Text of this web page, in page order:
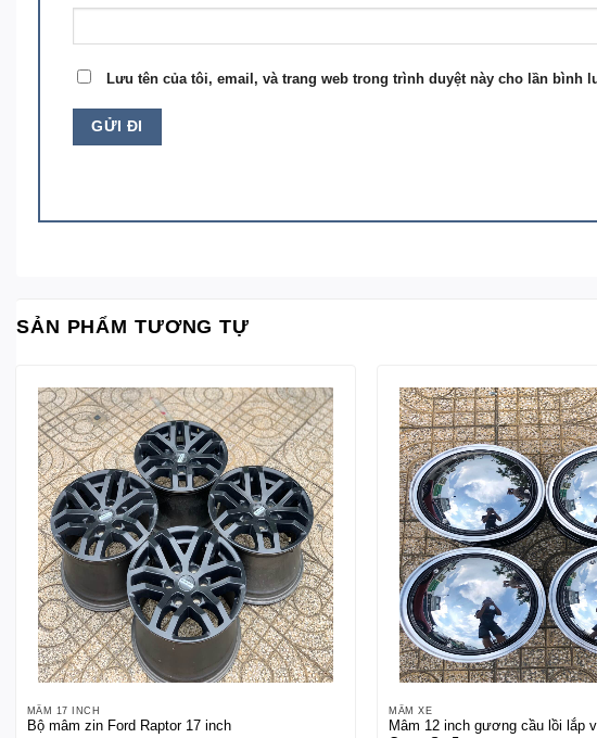
Lưu tên của tôi, email, và trang web trong trình duyệt này cho lần bình
SẢN PHẨM TƯƠNG TỰ
MÂM 17 INCH
Bộ mâm zin Ford Raptor 17 inch
MÂM XE
Mâm 12 inch gương cầu lồi lắp